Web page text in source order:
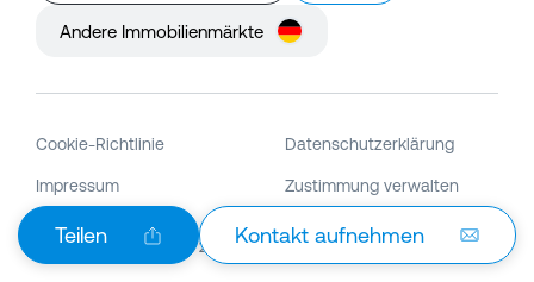
Teilen Kontakt aufnehmen
Andere Immobilienmärkte
Cookie-Richtlinie Datenschutzerklärung
Impressum Zustimmung verwalten
© Copyright Mileway2026